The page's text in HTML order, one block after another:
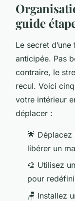
guide
Le secret
anticipée. Pas
contraire, le
recul. Voici
votre intérieur
déplacer :
🌟 Déplacez
libérer un
🎨 Utilisez
pour
🪑 Installez